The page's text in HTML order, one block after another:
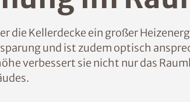
die Kellerdecke ein großer
und ist zudem optisch
verbessert sie nicht nur das